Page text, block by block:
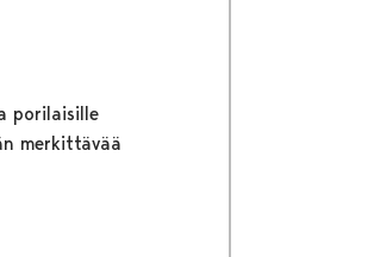
porilaisille
merkittävää